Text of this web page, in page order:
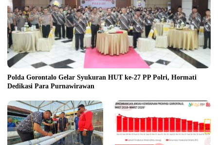
Polda Gorontalo Gelar Syukuran HUT ke-27 PP Polri, Hormati
Dedikasi Para Purnawirawan